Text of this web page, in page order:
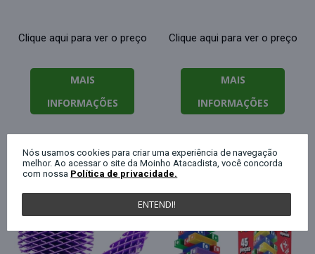
Clique aqui para ver o preço
MAIS
INFORMAÇÕES
Clique aqui para ver o preço
MAIS
INFORMAÇÕES
QUEM COMPROU ESTE PRODUTO,
Nós usamos cookies para criar uma experiência de navegação
melhor. Ao acessar o site da Moinho Atacadista, você concorda
com nossa Política de privacidade.
ENTENDI!